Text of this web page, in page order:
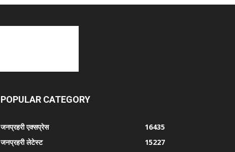
POPULAR CATEGORY
जनप्रहरी एक्सप्रेस
16435
जनप्रहरी लेटेस्ट
15227